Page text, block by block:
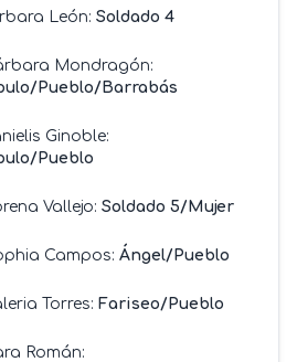
León: Soldado 4
Mondragón:
Pueblo/Barrabás
Ginoble:
Pueblo
Vallejo: Soldado 5/Mujer
Campos: Ángel/Pueblo
Torres: Fariseo/Pueblo
Román: